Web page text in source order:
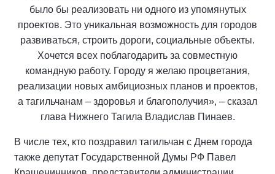
было бы реализовать ни одного из упомянутых
проектов. Это уникальная возможность для городов
развиваться, строить дороги, социальные объекты.
Хочется всех поблагодарить за совместную
командную работу. Городу я желаю процветания,
реализации новых амбициозных планов и проектов,
а тагильчанам – здоровья и благополучия», – сказал
глава Нижнего Тагила Владислав Пинаев.
В числе тех, кто поздравил тагильчан с Днем города
также депутат Государственной Думы РФ Павел